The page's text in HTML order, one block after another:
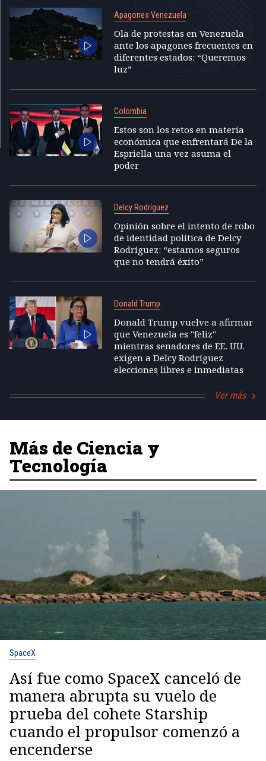
Apagones Venezuela
Ola de protestas en Venezuela
ante los apagones frecuentes en
diferentes estados: “Queremos
luz”
Colombia
Estos son los retos en materia
económica que enfrentará De la
Espriella una vez asuma el
poder
Delcy Rodríguez
Opinión sobre el intento de robo
de identidad política de Delcy
Rodríguez: “estamos seguros
que no tendrá éxito”
Donald Trump
Donald Trump vuelve a afirmar
que Venezuela es "feliz"
mientras senadores de EE. UU.
exigen a Delcy Rodríguez
elecciones libres e inmediatas
Ver más
Más de Ciencia y
Tecnología
SpaceX
Así fue como SpaceX canceló de
manera abrupta su vuelo de
prueba del cohete Starship
cuando el propulsor comenzó a
encenderse